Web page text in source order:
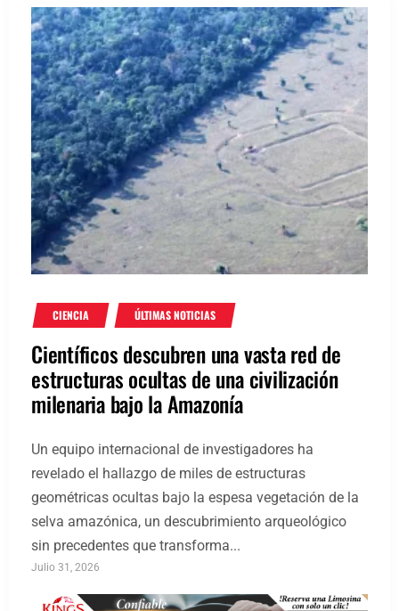
CIENCIA ÚLTIMAS NOTICIAS
Científicos descubren una vasta red de
estructuras ocultas de una civilización
milenaria bajo la Amazonía
Un equipo internacional de investigadores ha
revelado el hallazgo de miles de estructuras
geométricas ocultas bajo la espesa vegetación de la
selva amazónica, un descubrimiento arqueológico
sin precedentes que transforma...
Julio 31, 2026